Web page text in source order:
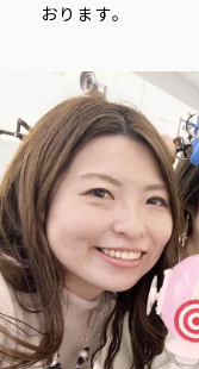
おります。